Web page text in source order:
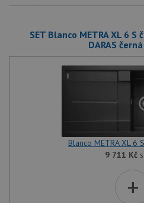
SET Blanco METRA XL 6
DARAS
Blanco METRA XL 6
9 711 Kčs
+